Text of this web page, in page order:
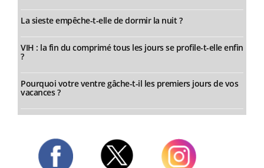
La sieste empêche-t-elle de dormir la nuit ?
VIH : la fin du comprimé tous les jours se profile-t-elle enfin
?
Pourquoi votre ventre gâche-t-il les premiers jours de vos
vacances ?